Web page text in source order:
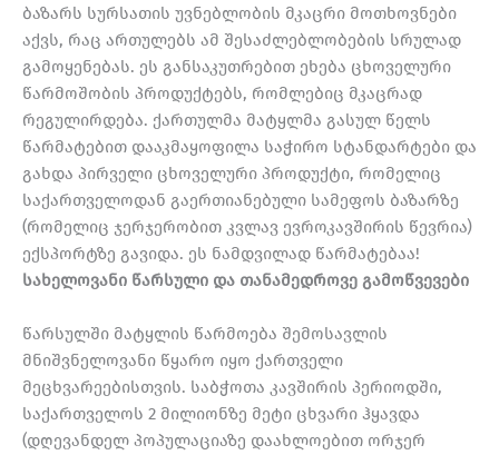
ბაზარს სურსათის უვნებლობის მკაცრი მოთხოვნები
აქვს, რაც ართულებს ამ შესაძლებლობების სრულად
გამოყენებას. ეს განსაკუთრებით ეხება ცხოველური
წარმოშობის პროდუქტებს, რომლებიც მკაცრად
რეგულირდება. ქართულმა მატყლმა გასულ წელს
წარმატებით დააკმაყოფილა საჭირო სტანდარტები და
გახდა პირველი ცხოველური პროდუქტი, რომელიც
საქართველოდან გაერთიანებული სამეფოს ბაზარზე
(რომელიც ჯერჯერობით კვლავ ევროკავშირის წევრია)
ექსპორტზე გავიდა. ეს ნამდვილად წარმატებაა!
სახელოვანი წარსული და თანამედროვე გამოწვევები
წარსულში მატყლის წარმოება შემოსავლის
მნიშვნელოვანი წყარო იყო ქართველი
მეცხვარეებისთვის. საბჭოთა კავშირის პერიოდში,
საქართველოს 2 მილიონზე მეტი ცხვარი ჰყავდა
(დღევანდელ პოპულაციაზე დაახლოებით ორჯერ